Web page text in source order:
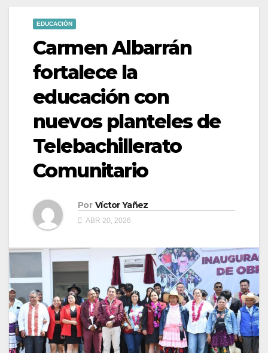
EDUCACIÓN
Carmen Albarrán
fortalece la
educación con
nuevos planteles de
Telebachillerato
Comunitario
Por Víctor Yañez
ABR 20, 2026